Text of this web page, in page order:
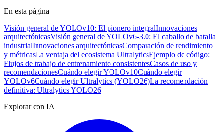
En esta página
Visión general de YOLOv10: El pionero integralInnovaciones
arquitectónicasVisión general de YOLOv6-3.0: El caballo de batalla
industrialInnovaciones arquitectónicasComparación de rendimiento
y métricasLa ventaja del ecosistema UltralyticsEjemplo de código:
Flujos de trabajo de entrenamiento consistentesCasos de uso y
recomendacionesCuándo elegir YOLOv10Cuándo elegir
YOLOv6Cuándo elegir Ultralytics (YOLO26)La recomendación
definitiva: Ultralytics YOLO26
Explorar con IA